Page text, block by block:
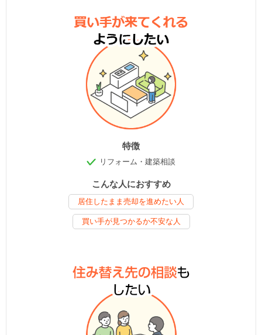
特徴
リフォーム・建築相談
こんな人におすすめ
居住したまま売却を進めたい人
買い手が見つかるか不安な人